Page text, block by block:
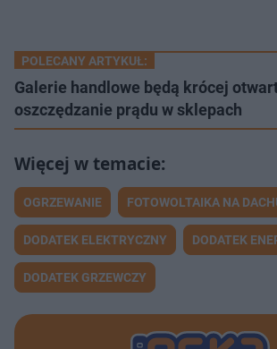
POLECANY ARTYKUŁ:
Galerie handlowe będą krócej
oszczędzanie prądu w sklepach
OGRZEWANIE FOTOWOLTAIKA NA
DODATEK ELEKTRYCZNY DODATEK
DODATEK GRZEWCZY